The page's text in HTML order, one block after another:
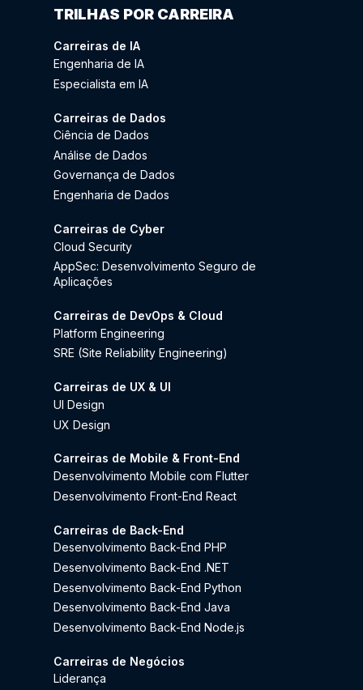
TRILHAS POR CARREIRA
Carreiras de IA
Engenharia de IA
Especialista em IA
Carreiras de Dados
Ciência de Dados
Análise de Dados
Governança de Dados
Engenharia de Dados
Carreiras de Cyber
Cloud Security
AppSec: Desenvolvimento Seguro de
Aplicações
Carreiras de DevOps & Cloud
Platform Engineering
SRE (Site Reliability Engineering)
Carreiras de UX & UI
UI Design
UX Design
Carreiras de Mobile & Front-End
Desenvolvimento Mobile com Flutter
Desenvolvimento Front-End React
Carreiras de Back-End
Desenvolvimento Back-End PHP
Desenvolvimento Back-End .NET
Desenvolvimento Back-End Python
Desenvolvimento Back-End Java
Desenvolvimento Back-End Node.js
Carreiras de Negócios
Liderança